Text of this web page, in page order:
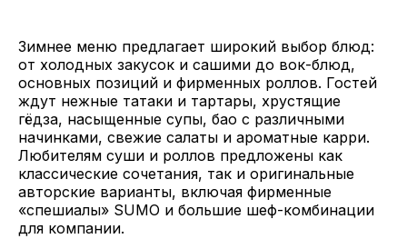
Зимнее меню предлагает широкий выбор блюд:
от холодных закусок и сашими до вок-блюд,
основных позиций и фирменных роллов. Гостей
ждут нежные татаки и тартары, хрустящие
гёдза, насыщенные супы, бао с различными
начинками, свежие салаты и ароматные карри.
Любителям суши и роллов предложены как
классические сочетания, так и оригинальные
авторские варианты, включая фирменные
«спешиалы» SUMO и большие шеф-комбинации
для компании.